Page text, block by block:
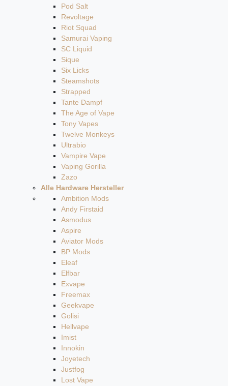
Pod Salt
Revoltage
Riot Squad
Samurai Vaping
SC Liquid
Sique
Six Licks
Steamshots
Strapped
Tante Dampf
The Age of Vape
Tony Vapes
Twelve Monkeys
Ultrabio
Vampire Vape
Vaping Gorilla
Zazo
Alle Hardware Hersteller
Ambition Mods
Andy Firstaid
Asmodus
Aspire
Aviator Mods
BP Mods
Eleaf
Elfbar
Exvape
Freemax
Geekvape
Golisi
Hellvape
Imist
Innokin
Joyetech
Justfog
Lost Vape